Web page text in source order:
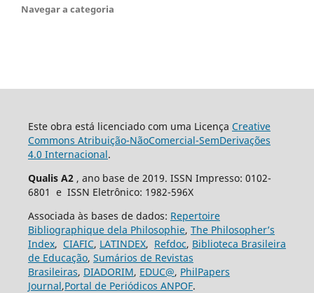
Navegar a categoria
Este obra está licenciado com uma Licença Creative
Commons Atribuição-NãoComercial-SemDerivações
4.0 Internacional.
Qualis A2 , ano base de 2019. ISSN Impresso: 0102-
6801 e ISSN Eletrônico: 1982-596X
Associada às bases de dados: Repertoire
Bibliographique dela Philosophie, The Philosopher’s
Index, CIAFIC, LATINDEX, Refdoc, Biblioteca Brasileira
de Educação, Sumários de Revistas
Brasileiras, DIADORIM, EDUC@, PhilPapers
Journal,Portal de Periódicos ANPOF.